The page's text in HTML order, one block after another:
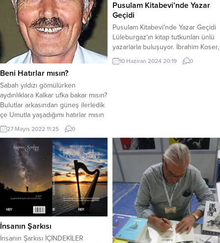
Beni Hatırlar mısın?
Sabah yıldızı gömülürken
aydınlıklara Kalkar ufka bakar mısın?
Bulutlar arkasından güneş ilerledik
çe Umutla yaşadığımı hatırlar mısın
Bir ağacın gölgesinde birini görsen
Gölgene ihtiyacım olduğunu
düşünür Hiç beni anar mısın?
Yağan yağmurda Çağlayan
derelerde Hatta su içtiğin
çeşmelerde Göz yaşımı arar mısın?
Gördüğünde yaylalarda meleyen
kuzuları Bir tatlı sese hasret...
27 Mayıs 2022 11:25 0
Pusulam Kitabevi’nde Yazar
Geçidi
Pusulam Kitabevi’nde Yazar Geçidi
Lüleburgaz’ın kitap tutkunları ünlü
yazarlarla buluşuyor. İbrahim Koser,
İnci Yılmaz Şimşek, Khaled Alostath,
Mustafa Ermiş, Sibel Çelikel,
tarihleri arasında ünlü...
10 Haziran 2024 20:19 0
İnsanın Şarkısı
İnsanın Şarkısı İÇİNDEKİLER